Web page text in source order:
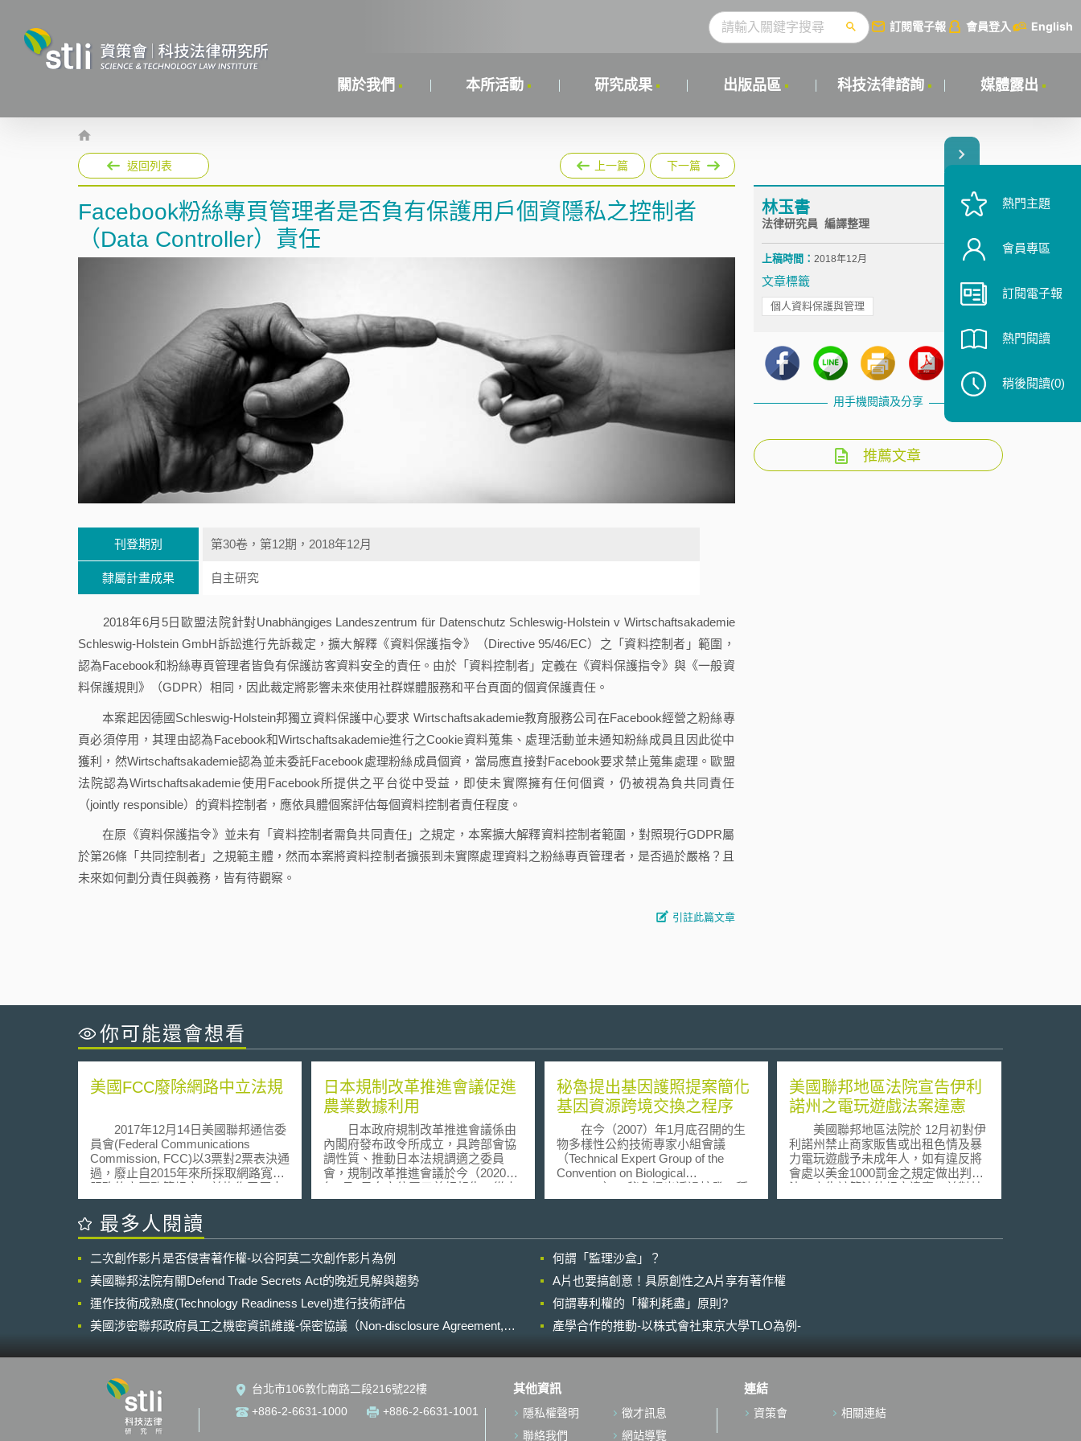
訂閱電子報 會員登入 English
關於我們 本所活動 研究成果 出版品區 科技法律諮詢 媒體露出
返回列表 上一篇 下一篇
Facebook粉絲專頁管理者是否負有保護用戶個資隱私之控制者
（Data Controller）責任
刊登期別 第30卷，第12期，2018年12月
隸屬計畫成果 自主研究
2018年6月5日歐盟法院針對Unabhängiges Landeszentrum für Datenschutz Schleswig-Holstein v Wirtschaftsakademie
Schleswig-Holstein GmbH訴訟進行先訴裁定，擴大解釋《資料保護指令》（Directive 95/46/EC）之「資料控制者」範圍，
認為Facebook和粉絲專頁管理者皆負有保護訪客資料安全的責任。由於「資料控制者」定義在《資料保護指令》與《一般資
料保護規則》（GDPR）相同，因此裁定將影響未來使用社群媒體服務和平台頁面的個資保護責任。
本案起因德國Schleswig-Holstein邦獨立資料保護中心要求 Wirtschaftsakademie教育服務公司在Facebook經營之粉絲專
頁必須停用，其理由認為Facebook和Wirtschaftsakademie進行之Cookie資料蒐集、處理活動並未通知粉絲成員且因此從中
獲利，然Wirtschaftsakademie認為並未委託Facebook處理粉絲成員個資，當局應直接對Facebook要求禁止蒐集處理。歐盟
法院認為Wirtschaftsakademie使用Facebook所提供之平台從中受益，即使未實際擁有任何個資，仍被視為負共同責任
（jointly responsible）的資料控制者，應依具體個案評估每個資料控制者責任程度。
在原《資料保護指令》並未有「資料控制者需負共同責任」之規定，本案擴大解釋資料控制者範圍，對照現行GDPR屬
於第26條「共同控制者」之規範主體，然而本案將資料控制者擴張到未實際處理資料之粉絲專頁管理者，是否過於嚴格？且
未來如何劃分責任與義務，皆有待觀察。
引註此篇文章
林玉書
法律研究員 編譯整理
上稿時間： 2018年12月
文章標籤
個人資料保護與管理
用手機閱讀及分享
推薦文章
你可能還會想看
美國FCC廢除網路中立法規
2017年12月14日美國聯邦通信委
員會(Federal Communications
Commission, FCC)以3票對2票表決通
過，廢止自2015年來所採取網路寬頻
服務的高壓監管規定，並恢復了原來
所採取低管制監管框架。支持者與反
對者分別來自兩個不同的黨派。
經過詳細的分析以及對消費者和利益
為自2015年來對網路寬頻服務採取的
高壓規定，對整個網路生態系統施加
了巨大的成本。為了取代這個嚴格的
框架，FCC重新採用2015年之前的傳
統低管制監管框架。 FCC 特別
要求行動寬頻服務業者應公開揭露其
與壅塞問題、服務內容與商業條款
等，以利於消費者與業者進行有效選
擇，並促進政府對寬頻業者的行為進
行有效的監督。此外 ，FCC恢復了聯
邦貿易委員會（Federal Trade
Commission, FTC）的管轄權，以便
日本規制改革推進會議促進
農業數據利用
日本政府規制改革推進會議係由
內閣府發布政令所成立，具跨部會協
調性質、推動日本法規調適之委員
會，規制改革推進會議於今（2020）
年7月2日向安倍晉三首相報告，從去
年10月起歷經8個月審議規制改革項
產領域「促進智慧農業普及」項目，
除了促進無人機、自動行走機普及、
農作物栽培設施設立而調和相關規定
外，「農業數據利活用」項目首見於
規制改革實施計畫，實施項目包括以
下四項： 利用農林水產省補助金（見
機、IoT機器等智慧農業機械時，應符
關契約指引，農民可以使用其所提供
給系統服務業者所保管之數據，該契
約條文應包含於數據契約中。 農林水
秘魯提出基因護照提案簡化
基因資源跨境交換之程序
在今（2007）年1月底召開的生
物多樣性公約技術專家小組會議
（Technical Expert Group of the
Convention on Biological
Diversity），秘魯提出透過核發一種
類似來源地證明的“基因護照”
exchanges）手續，以便協助更多國
家得以靈活利用各國基因資訊。由於
透過基因護照的核發，一國對其基因
資源的掌控得以超出其國境之外，因
此秘魯此項提案受到許多專家背書支
持。 根據1992簽署的生物安全議
Diversity, CBD），各國對源自於其國
為生技研究所仰賴的重要研究資源，
基因資源的豐富與否取決於生物多樣
性。由於具備豐富生物多樣性的國家
多集中在開發中的「南方」國家，長
美國聯邦地區法院宣告伊利
諾州之電玩遊戲法案違憲
美國聯邦地區法院於 12月初對伊
利諾州禁止商家販售或出租色情及暴
力電玩遊戲予未成年人，如有違反將
會處以美金1000罰金之規定做出判
決，宣告該等法律規定違憲，並對其
執行發出禁止令。 法官指出該等
有實質重大的理由得以支持該等限
制，故宣告該等規定違憲，並對其執
不是美國法院第一遭禁止相關電玩遊
禁止商家販售暴力電玩遊戲之規定。
最多人閱讀
二次創作影片是否侵害著作權-以谷阿莫二次創作影片為例
何謂「監理沙盒」？
美國聯邦法院有關Defend Trade Secrets Act的晚近見解與趨勢
A片也要搞創意！具原創性之A片享有著作權
運作技術成熟度(Technology Readiness Level)進行技術評估
何謂專利權的「權利耗盡」原則?
美國涉密聯邦政府員工之機密資訊維護-保密協議（Non-disclosure Agreement,
產學合作的推動-以株式會社東京大學TLO為例-
台北市106敦化南路二段216號22樓
+886-2-6631-1000
+886-2-6631-1001
其他資訊
隱私權聲明
徵才訊息
聯絡我們
網站導覽
連結
資策會 相關連結
熱門主題
會員專區
訂閱電子報
熱門閱讀
稍後閱讀(0)